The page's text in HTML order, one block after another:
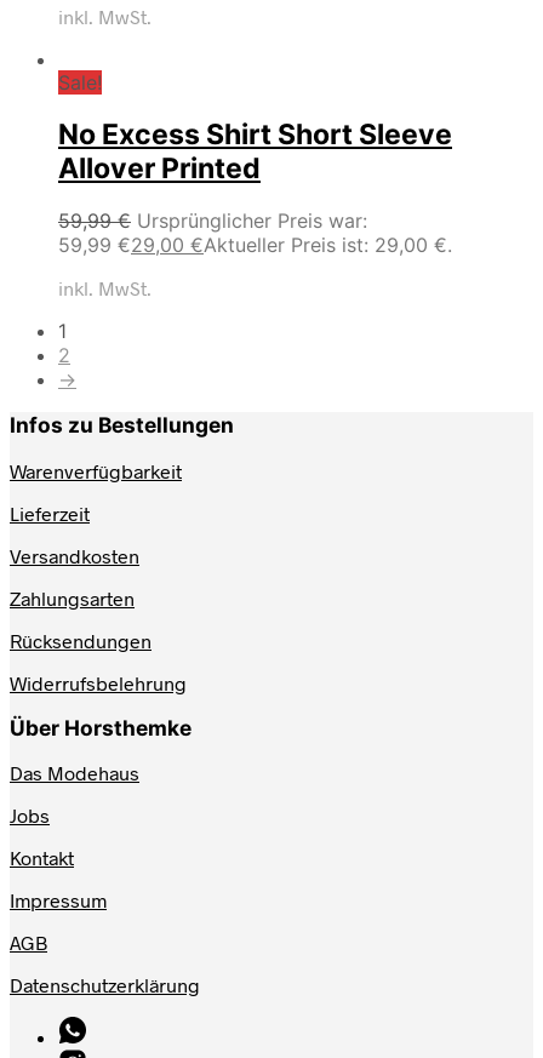
inkl. MwSt.
Sale!
No Excess Shirt Short Sleeve
Allover Printed
59,99€ Ursprünglicher Preis war:
59,99 €29,00 €Aktueller Preis ist: 29,00 €.
inkl. MwSt.
1
2
→
Infos zu Bestellungen
Warenverfügbarkeit
Lieferzeit
Versandkosten
Zahlungsarten
Rücksendungen
Widerrufsbelehrung
Über Horsthemke
Das Modehaus
Jobs
Kontakt
Impressum
AGB
Datenschutzerklärung